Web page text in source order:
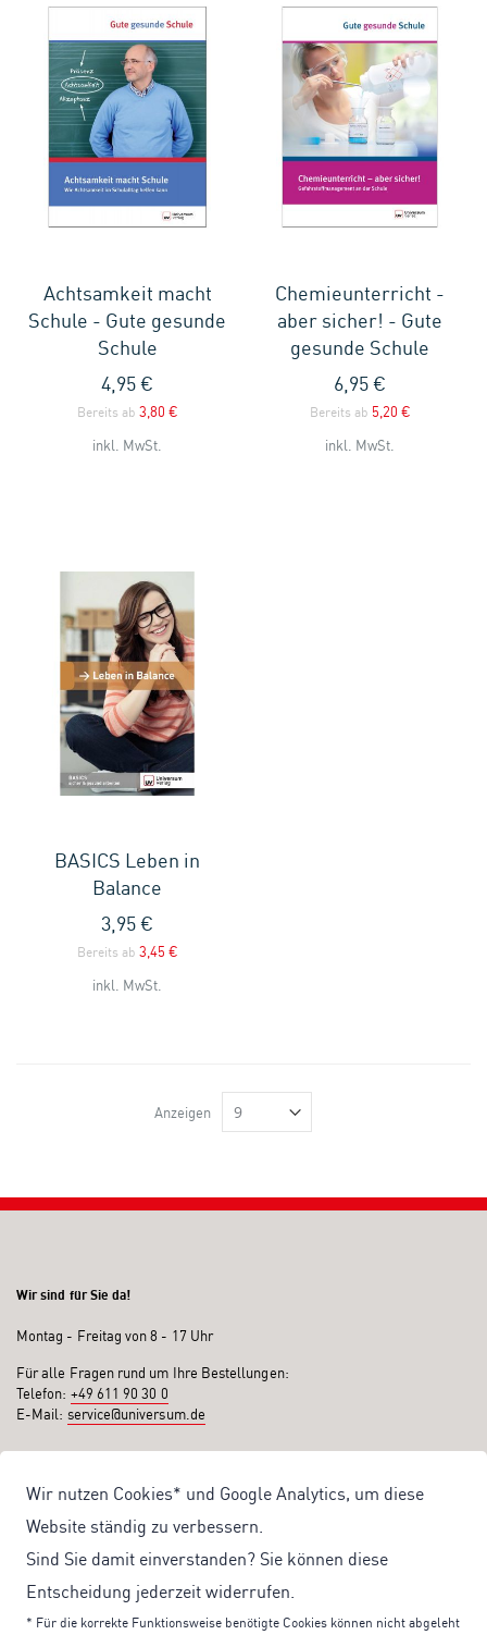
Wir nutzen Cookies* und Google Analytics, um diese
Website ständig zu verbessern.
Sind Sie damit einverstanden? Sie können diese
Entscheidung jederzeit widerrufen.
* Für die korrekte Funktionsweise benötigte Cookies können nicht abgeleht
Achtsamkeit macht
Schule - Gute gesunde
Schule
4,95 €
Bereits ab 3,80 €
inkl. MwSt.
Chemieunterricht -
aber sicher! - Gute
gesunde Schule
6,95 €
Bereits ab 5,20 €
inkl. MwSt.
BASICS Leben in
Balance
3,95 €
Bereits ab 3,45 €
inkl. MwSt.
Anzeigen
Wir sind für Sie da!
Montag - Freitag von 8 - 17 Uhr
Für alle Fragen rund um Ihre Bestellungen:
Telefon: +49 611 90 30 0
E-Mail: service@universum.de
Kostenloser Versand ab 50€ Bestellwert
Sicher Einkaufen: Rechnung, PayPal
Produktentwicklung von eigener Fachredaktion
Sonderaktionen & Preisvorteile